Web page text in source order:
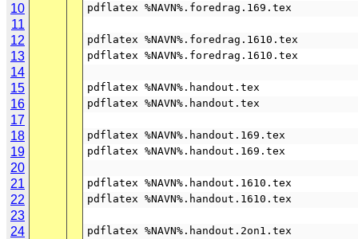
10 pdflatex %NAVN%.foredrag.169.tex
11
12
pdflatex %NAVN%.foredrag.1610.tex
13 pdflatex %NAVN%.foredrag.1610.tex
14
15
pdflatex %NAVN%.handout.tex
16 pdflatex %NAVN%.handout.tex
17
18
pdflatex %NAVN%.handout.169.tex
19 pdflatex %NAVN%.handout.169.tex
20
21
pdflatex %NAVN%.handout.1610.tex
22 pdflatex %NAVN%.handout.1610.tex
23
24
pdflatex %NAVN%.handout.2on1.tex